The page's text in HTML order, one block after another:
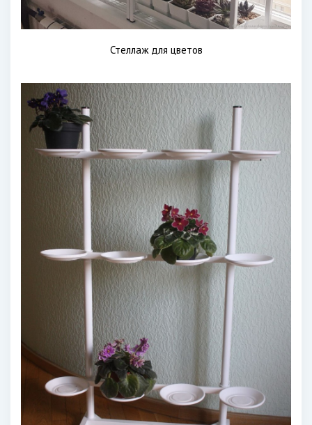
Стеллаж для цветов